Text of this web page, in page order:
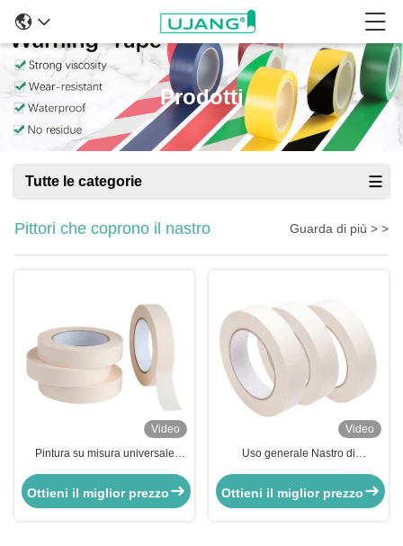
Prodotti
Tutte le categorie
Pittori che coprono il nastro Guarda di più > >
Video
Pintura su misura universale
mascherante nastro di carta
crepe
Ottieni il miglior prezzo
Video
Uso generale Nastro di
gomma naturale
Ottieni il miglior prezzo